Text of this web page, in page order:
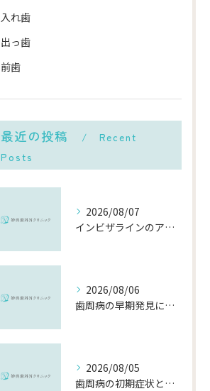
入れ歯
出っ歯
前歯
最近の投稿
Recent
Posts
2026/08/07
インビザラインのアフターケアを千葉県市川市で安心して受ける費用や再治療の流れ徹底解説
2026/08/06
歯周病の早期発見に役立つチェック方法と千葉県市川市で受診するメリット
2026/08/05
歯周病の初期症状と千葉県市川市で早期に対策を始めるポイント